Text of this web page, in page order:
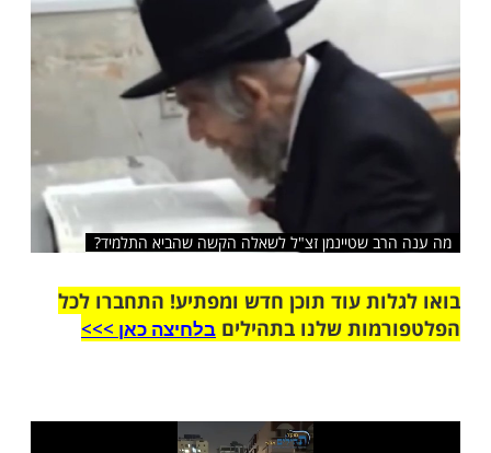
שלח לחבר
שטיינמן זצ"ל לשאלה הקשה שהביא התלמיד?